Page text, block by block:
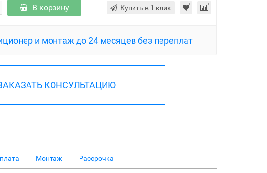
В корзину Купить в 1 клик
и монтаж до 24 месяцев без переплат
КОНСУЛЬТАЦИЮ
Монтаж Рассрочка